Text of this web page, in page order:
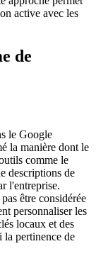
active avec les
de
le Google
la manière dont le
comme le
descriptions de
l'entreprise.
être considérée
personnaliser les
locaux et des
la pertinence de